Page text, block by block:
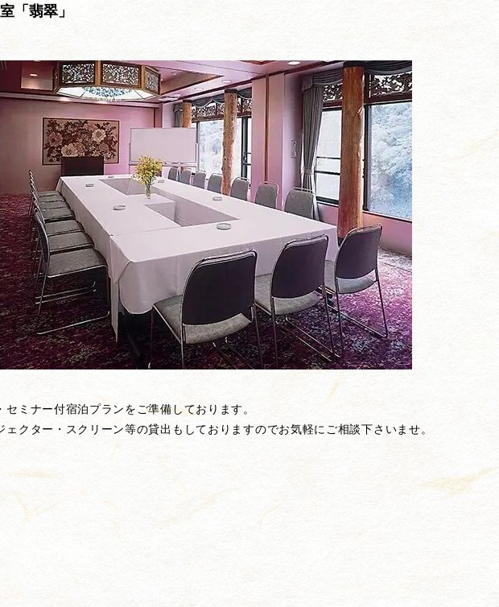
「翡翠」
セミナー付宿泊プランをご準備しております。
ェクター・スクリーン等の貸出もしておりますのでお気軽にご相談下さいませ。